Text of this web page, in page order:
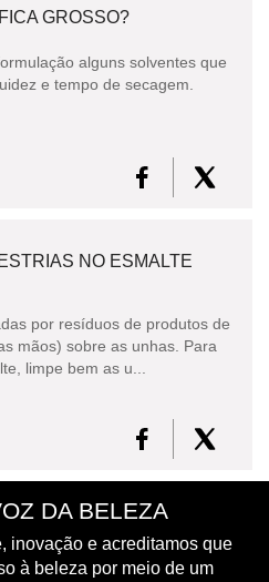
GROSSO?
alguns solventes que
e tempo de secagem.
NO ESMALTE
por resíduos de produtos de
mãos) sobre as unhas. Para
limpe bem as u...
DA BELEZA
inovação e acreditamos que
à beleza por meio de um